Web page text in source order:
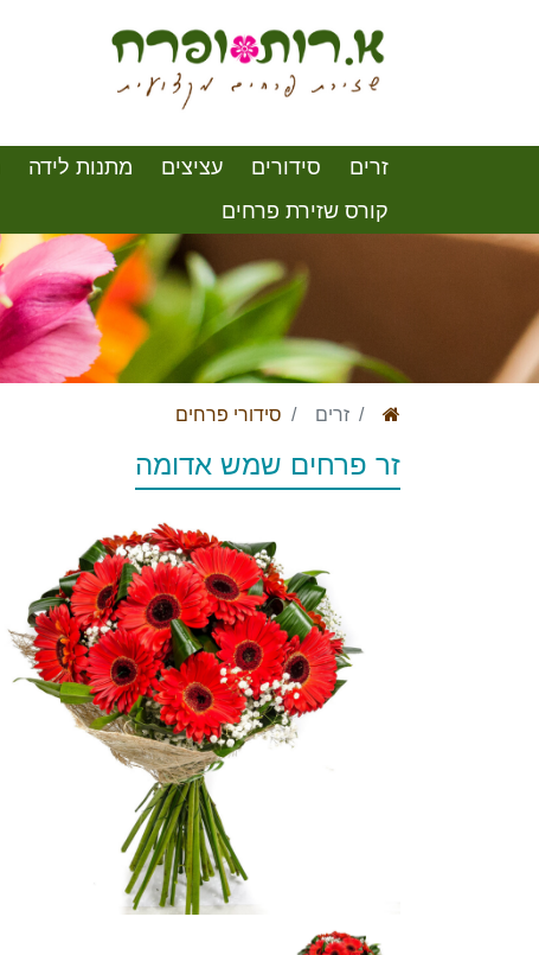
זרים סידורים עציצים מתנות לידה
קורס שזירת פרחים
זרים סידורי פרחים
זר פרחים שמש אדומה